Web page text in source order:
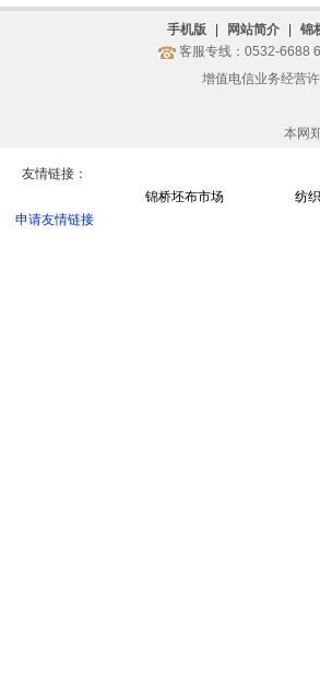
手机版 网站简介 锦
客服专线：0532-6688
增值电信业务经营
本网
友情链接：
申请友情链接
锦桥坯布市场 纺